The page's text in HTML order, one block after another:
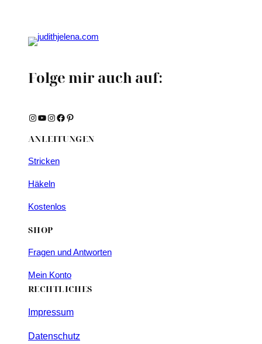
Folge mir auch auf:
Instagram YouTube Instagram Facebook Pinterest
ANLEITUNGEN
Stricken
Häkeln
Kostenlos
SHOP
Fragen und Antworten
Mein Konto
RECHTLICHES
Impressum
Datenschutz